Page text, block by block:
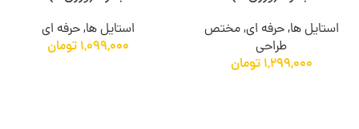
استایل ها,حرفه ای,مختص
طراحی
1,299,000 تومان
استایل ها,حرفه ای
1,099,000 تومان